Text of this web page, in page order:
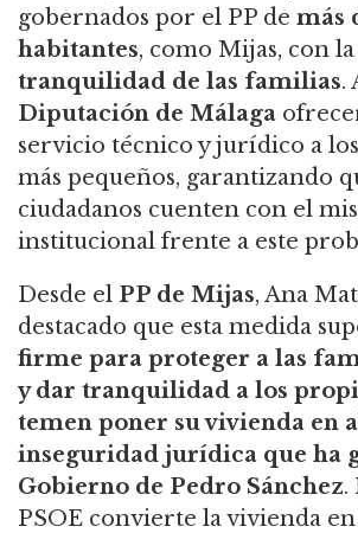
gobernados por el PP de más
habitantes, como Mijas, con la
tranquilidad de las familias.
Diputación de Málaga
servicio técnico y jurídico a
más pequeños, garantizando
ciudadanos cuenten con el
institucional frente a este
Desde el PP de Mijas, Ana
destacado que esta medida
firme para proteger a las
y dar tranquilidad a los
temen poner su vivienda en
inseguridad jurídica que ha
Gobierno de Pedro Sánchez.
PSOE convierte la vivienda